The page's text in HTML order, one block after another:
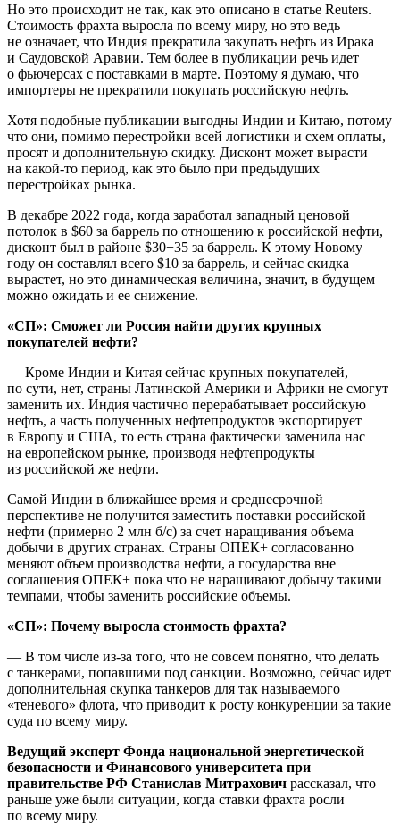
Но это происходит не так, как это описано в статье Reuters.
Стоимость фрахта выросла по всему миру, но это ведь
не означает, что Индия прекратила закупать нефть из Ирака
и Саудовской Аравии. Тем более в публикации речь идет
о фьючерсах с поставками в марте. Поэтому я думаю, что
импортеры не прекратили покупать российскую нефть.
Хотя подобные публикации выгодны Индии и Китаю, потому
что они, помимо перестройки всей логистики и схем оплаты,
просят и дополнительную скидку. Дисконт может вырасти
на какой-то период, как это было при предыдущих
перестройках рынка.
В декабре 2022 года, когда заработал западный ценовой
потолок в $60 за баррель по отношению к российской нефти,
дисконт был в районе $30−35 за баррель. К этому Новому
году он составлял всего $10 за баррель, и сейчас скидка
вырастет, но это динамическая величина, значит, в будущем
можно ожидать и ее снижение.
«СП»: Сможет ли Россия найти других крупных
покупателей нефти?
— Кроме Индии и Китая сейчас крупных покупателей,
по сути, нет, страны Латинской Америки и Африки не смогут
заменить их. Индия частично перерабатывает российскую
нефть, а часть полученных нефтепродуктов экспортирует
в Европу и США, то есть страна фактически заменила нас
на европейском рынке, производя нефтепродукты
из российской же нефти.
Самой Индии в ближайшее время и среднесрочной
перспективе не получится заместить поставки российской
нефти (примерно 2 млн б/с) за счет наращивания объема
добычи в других странах. Страны ОПЕК+ согласованно
меняют объем производства нефти, а государства вне
соглашения ОПЕК+ пока что не наращивают добычу такими
темпами, чтобы заменить российские объемы.
«СП»: Почему выросла стоимость фрахта?
— В том числе из-за того, что не совсем понятно, что делать
с танкерами, попавшими под санкции. Возможно, сейчас идет
дополнительная скупка танкеров для так называемого
«теневого» флота, что приводит к росту конкуренции за такие
суда по всему миру.
Ведущий эксперт Фонда национальной энергетической
безопасности и Финансового университета при
правительстве РФ Станислав Митрахович рассказал, что
раньше уже были ситуации, когда ставки фрахта росли
по всему миру.